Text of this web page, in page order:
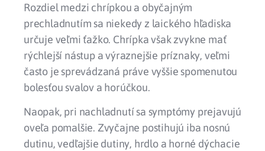
Rozdiel medzi chrípkou a obyčajným
prechladnutím sa niekedy z laického hľadiska
určuje veľmi ťažko. Chrípka však zvykne mať
rýchlejší nástup a výraznejšie príznaky, veľmi
často je sprevádzaná práve vyššie spomenutou
bolesťou svalov a horúčkou.
Naopak, pri nachladnutí sa symptómy prejavujú
oveľa pomalšie. Zvyčajne postihujú iba nosnú
dutinu, vedľajšie dutiny, hrdlo a horné dýchacie